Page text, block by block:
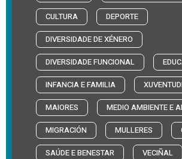
CULTURA
DEPORTE
DIVERSIDADE DE XÉNERO
DIVERSIDADE FUNCIONAL
INFANCIA E FAMILIA
MAIORES
MEDIO AMBIENTE E
MIGRACIÓN
MULLERES
SAÚDE E BENESTAR
VECIÑAL